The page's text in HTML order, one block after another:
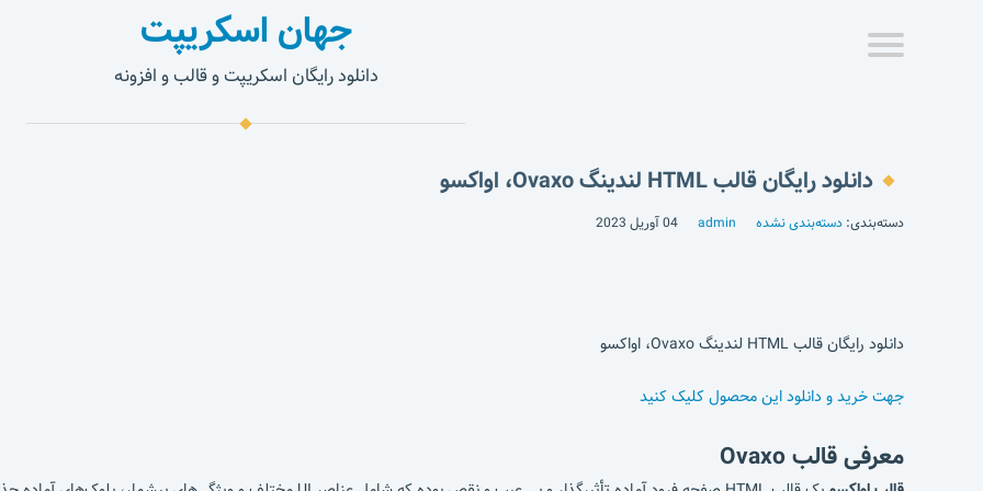
جهان اسکریپت
دانلود رایگان اسکریپت و قالب و افزونه
دانلود رایگان قالب HTML لندینگ Ovaxo، اواکسو
دسته‌بندی: دسته‌بندی نشده admin 04 آوریل 2023
دانلود رایگان قالب HTML لندینگ Ovaxo، اواکسو
جهت خرید و دانلود این محصول کلیک کنید
معرفی قالب